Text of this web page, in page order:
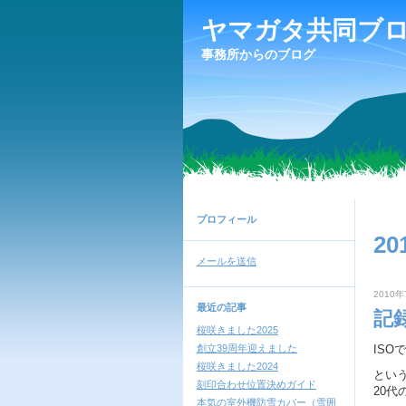
ヤマガタ共同ブ
事務所からのブログ
プロフィール
メールを送信
最近の記事
桜咲きました2025
創立39周年迎えました
桜咲きました2024
刻印合わせ位置決めガイド
本気の室外機防雪カバー（雪囲
2010年
記
ISO
とい
20代